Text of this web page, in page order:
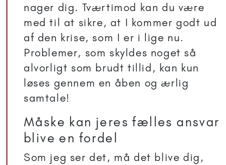
nager dig. Tværtimod kan du være
med til at sikre, at I kommer godt ud
af den krise, som I er i lige nu.
Problemer, som skyldes noget så
alvorligt som brudt tillid, kan kun
løses gennem en åben og ærlig
samtale!
Måske kan jeres fælles ansvar
blive en fordel
Som jeg ser det, må det blive dig,